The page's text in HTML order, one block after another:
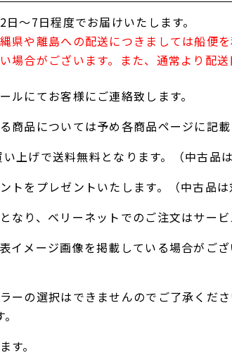
～7日程度でお届けいたします。
県や離島への配送につきましては船便
場合がございます。また、通常より配
にてお客様にご連絡致します。
品については予め各商品ページに記載
上げで送料無料となります。（中古品は
をプレゼントいたします。（中古品は
り、ベリーネットでのご注文はサー
イメージ画像を掲載している場合がご
ーの選択はできませんのでご了承くだ
。